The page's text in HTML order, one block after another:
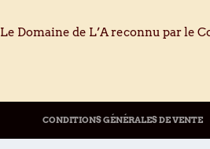
Le Domaine de L’A reconnu par le
CONDITIONS GÉNÉRALES DE VENTE